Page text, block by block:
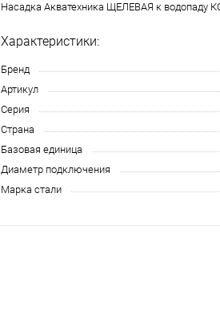
Насадка Акватехника ЩЕЛЕВАЯ к водопаду
Характеристики:
Бренд
Артикул
Серия
Страна
Базовая единица
Диаметр подключения
Марка стали